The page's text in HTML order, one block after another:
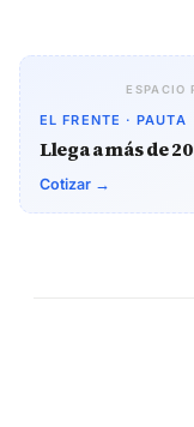
ESPACIO
EL FRENTE · PAUTA
Llega a más de
Cotizar →